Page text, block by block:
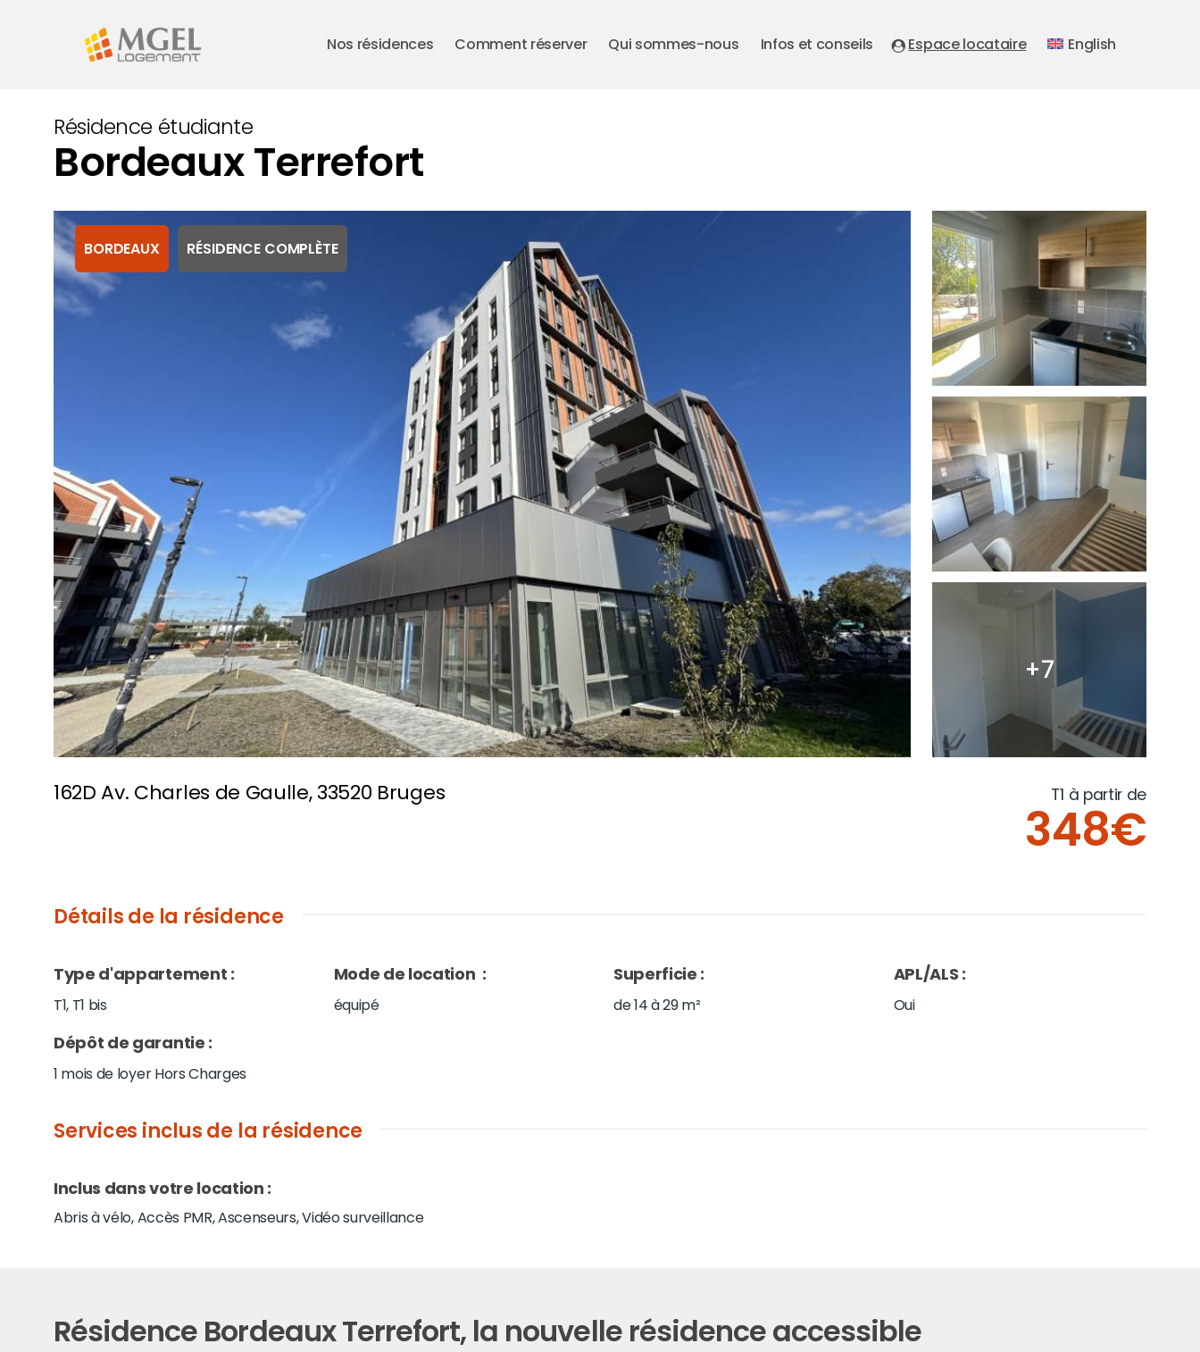
Nos résidences Comment réserver Qui sommes-nous Infos et conseils Espace locataire English
Résidence étudiante
Bordeaux Terrefort
BORDEAUX RÉSIDENCE COMPLÈTE
+7
162D Av. Charles de Gaulle, 33520 Bruges
348€
T1 à partir de
Détails de la résidence
Type d'appartement :
T1, T1 bis
Mode de location :
équipé
Superficie :
de 14 à 29 m²
APL/ALS :
Oui
Dépôt de garantie :
1 mois de loyer Hors Charges
Services inclus de la résidence
Inclus dans votre location :
Abris à vélo, Accès PMR, Ascenseurs, Vidéo surveillance
Résidence Bordeaux Terrefort, la nouvelle résidence accessible